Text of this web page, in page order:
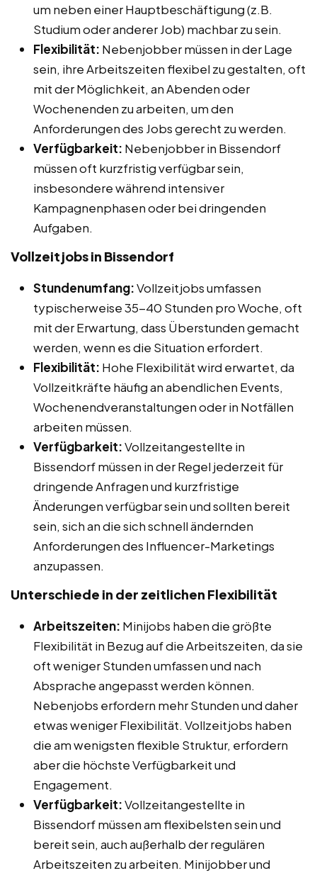
um neben einer Hauptbeschäftigung (z.B.
Studium oder anderer Job) machbar zu sein.
Flexibilität: Nebenjobber müssen in der Lage
sein, ihre Arbeitszeiten flexibel zu gestalten, oft
mit der Möglichkeit, an Abenden oder
Wochenenden zu arbeiten, um den
Anforderungen des Jobs gerecht zu werden.
Verfügbarkeit: Nebenjobber in Bissendorf
müssen oft kurzfristig verfügbar sein,
insbesondere während intensiver
Kampagnenphasen oder bei dringenden
Aufgaben.
Vollzeitjobs in Bissendorf
Stundenumfang:Vollzeitjobs umfassen
typischerweise 35-40 Stunden pro Woche, oft
mit der Erwartung, dass Überstunden gemacht
werden, wenn es die Situation erfordert.
Flexibilität: Hohe Flexibilität wird erwartet, da
Vollzeitkräfte häufig an abendlichen Events,
Wochenendveranstaltungen oder in Notfällen
arbeiten müssen.
Verfügbarkeit:Vollzeitangestellte in
Bissendorf müssen in der Regel jederzeit für
dringende Anfragen und kurzfristige
Änderungen verfügbar sein und sollten bereit
sein, sich an die sich schnell ändernden
Anforderungen des Influencer-Marketings
anzupassen.
Unterschiede in der zeitlichen Flexibilität
Arbeitszeiten: Minijobs haben die größte
Flexibilität in Bezug auf die Arbeitszeiten, da sie
oft weniger Stunden umfassen und nach
Absprache angepasst werden können.
Nebenjobs erfordern mehr Stunden und daher
etwas weniger Flexibilität. Vollzeitjobs haben
die am wenigsten flexible Struktur, erfordern
aber die höchste Verfügbarkeit und
Engagement.
Verfügbarkeit:Vollzeitangestellte in
Bissendorf müssen am flexibelsten sein und
bereit sein, auch außerhalb der regulären
Arbeitszeiten zu arbeiten. Minijobber und